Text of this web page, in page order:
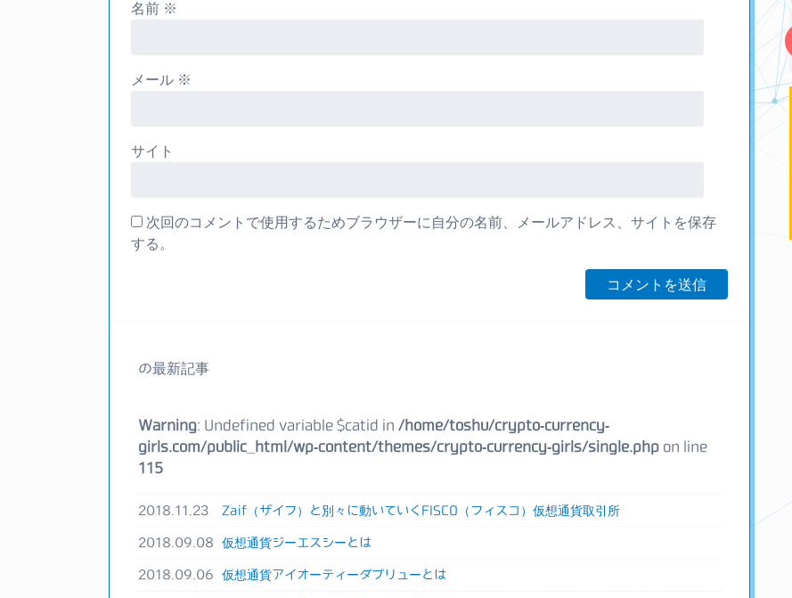
名前 ※
メール ※
サイト
次回のコメントで使用するためブラウザーに自分の名前、メールアドレス、サイトを保存
する。
の最新記事
Warning: Undefined variable $catid in /home/toshu/crypto-currency-
girls.com/public_html/wp-content/themes/crypto-currency-girls/single.php on line
115
2018.11.23 Zaif（ザイフ）と別々に動いていくFISCO（フィスコ）仮想通貨取引所
2018.09.08 仮想通貨ジーエスシーとは
2018.09.06 仮想通貨アイオーティーダブリューとは